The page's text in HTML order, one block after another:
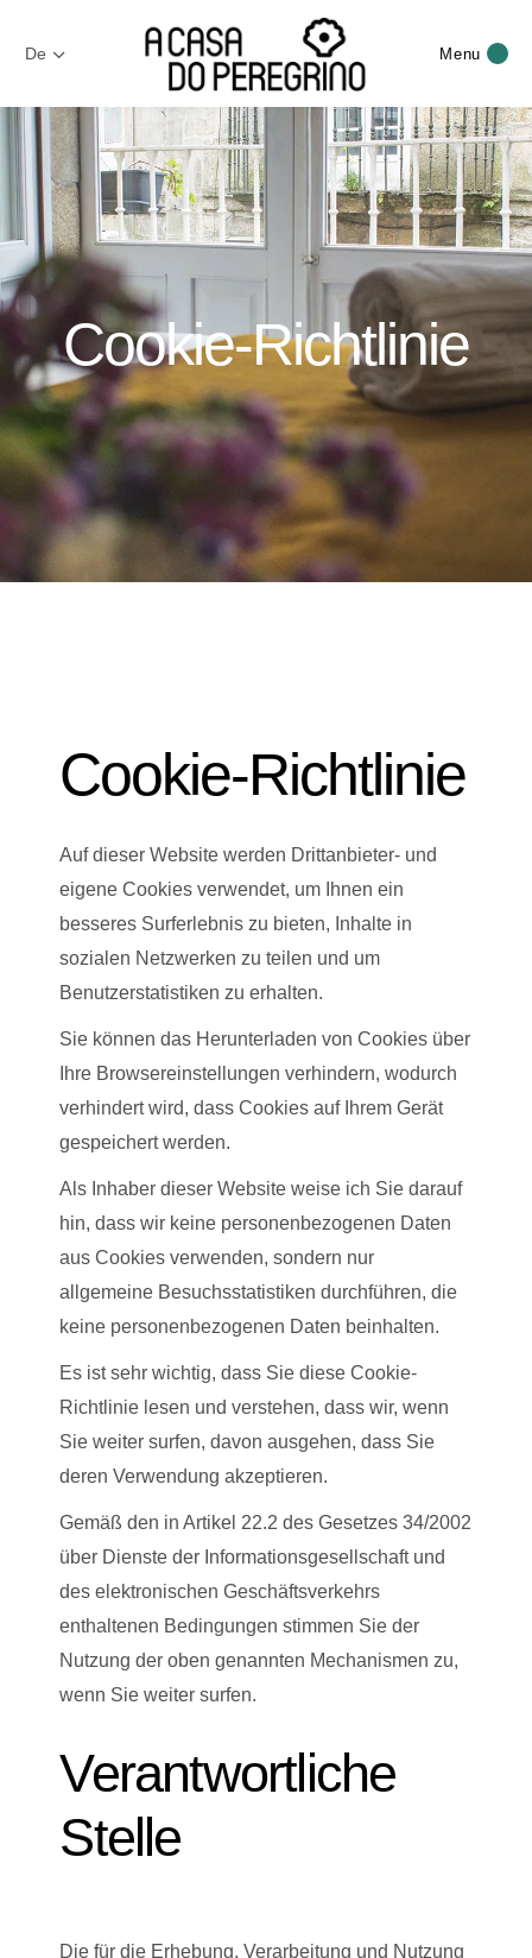
De Menu
Cookie-Richtlinie
Cookie-Richtlinie
Auf dieser Website werden Drittanbieter- und
eigene Cookies verwendet, um Ihnen ein
besseres Surferlebnis zu bieten, Inhalte in
sozialen Netzwerken zu teilen und um
Benutzerstatistiken zu erhalten.
Sie können das Herunterladen von Cookies über
Ihre Browsereinstellungen verhindern, wodurch
verhindert wird, dass Cookies auf Ihrem Gerät
gespeichert werden.
Als Inhaber dieser Website weise ich Sie darauf
hin, dass wir keine personenbezogenen Daten
aus Cookies verwenden, sondern nur
allgemeine Besuchsstatistiken durchführen, die
keine personenbezogenen Daten beinhalten.
Es ist sehr wichtig, dass Sie diese Cookie-
Richtlinie lesen und verstehen, dass wir, wenn
Sie weiter surfen, davon ausgehen, dass Sie
deren Verwendung akzeptieren.
Gemäß den in Artikel 22.2 des Gesetzes 34/2002
über Dienste der Informationsgesellschaft und
des elektronischen Geschäftsverkehrs
enthaltenen Bedingungen stimmen Sie der
Nutzung der oben genannten Mechanismen zu,
wenn Sie weiter surfen.
Verantwortliche
Stelle
Die für die Erhebung, Verarbeitung und Nutzung